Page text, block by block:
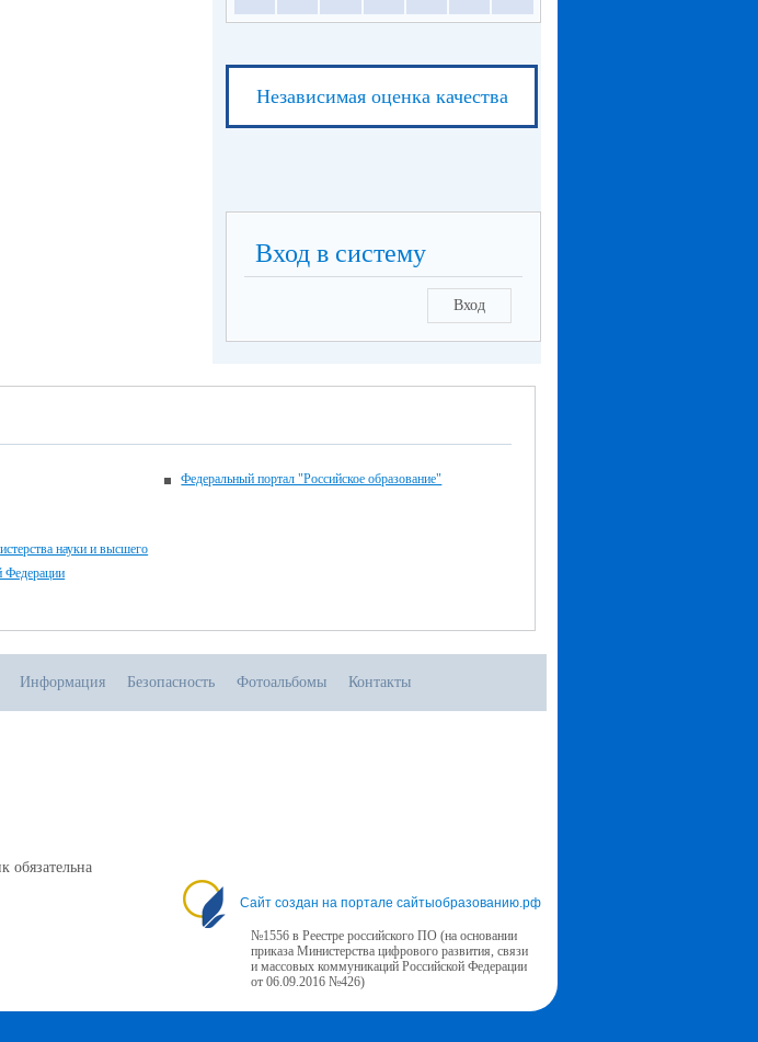
Независимая оценка качества
Вход в систему
Вход
Федеральный портал "Российское образование"
науки и высшего
Федерации
Информация Безопасность Фотоальбомы Контакты
обязательна
Сайт создан на портале сайтыобразованию.рф
№1556 в Реестре российского ПО (на основании
приказа Министерства цифрового развития, связи
и массовых коммуникаций Российской Федерации
от 06.09.2016 №426)